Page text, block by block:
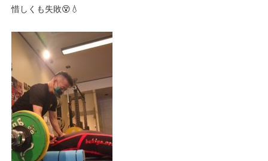
惜しくも失敗😵💧